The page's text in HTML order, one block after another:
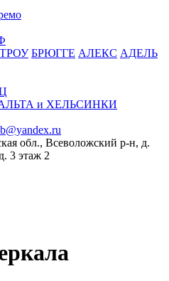
БРЮГГЕ АЛЕКС АДЕЛЬ
и ХЕЛЬСИНКИ
обл., Всеволожский р-н, д.
3 этаж 2